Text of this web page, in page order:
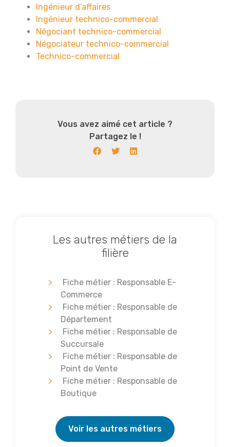
Ingénieur d’affaires
Ingénieur technico-commercial
Négociant technico-commercial
Négociateur technico-commercial
Technico-commercial
Vous avez aimé cet article ?
Partagez le !
Les autres métiers de la
filière
Fiche métier : Responsable E-
Commerce
Fiche métier : Responsable de
Département
Fiche métier : Responsable de
Succursale
Fiche métier : Responsable de
Point de Vente
Fiche métier : Responsable de
Boutique
Voir les autres métiers